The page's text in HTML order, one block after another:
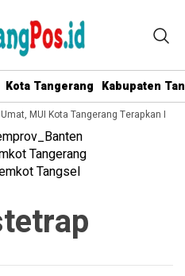
Kota Tangerang Kabupaten
MUI Kota Tangerang Terapkan ISO